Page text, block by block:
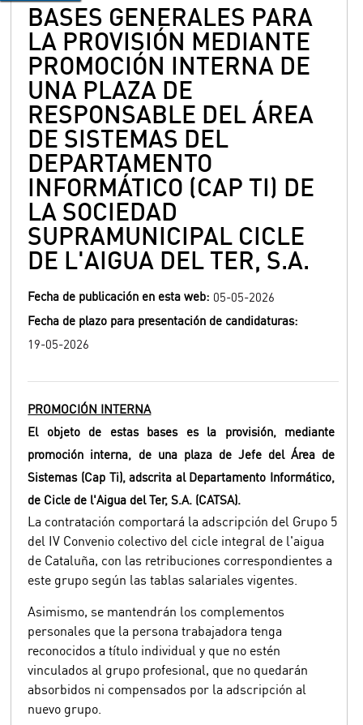
BASES GENERALES PARA
LA PROVISIÓN MEDIANTE
PROMOCIÓN INTERNA DE
UNA PLAZA DE
RESPONSABLE DEL ÁREA
DE SISTEMAS DEL
DEPARTAMENTO
INFORMÁTICO (CAP TI) DE
LA SOCIEDAD
SUPRAMUNICIPAL CICLE
DE L'AIGUA DEL TER, S.A.
Fecha de publicación en esta web: 05-05-2026
Fecha de plazo para presentación de candidaturas:
19-05-2026
PROMOCIÓN INTERNA
El objeto de estas bases es la provisión, mediante
promoción interna, de una plaza de Jefe del Área de
Sistemas (Cap Ti), adscrita al Departamento Informático,
de Cicle de l'Aigua del Ter, S.A. (CATSA).
La contratación comportará la adscripción del Grupo 5
del IV Convenio colectivo del cicle integral de l'aigua
de Cataluña, con las retribuciones correspondientes a
este grupo según las tablas salariales vigentes.
Asimismo, se mantendrán los complementos
personales que la persona trabajadora tenga
reconocidos a título individual y que no estén
vinculados al grupo profesional, que no quedarán
absorbidos ni compensados por la adscripción al
nuevo grupo.